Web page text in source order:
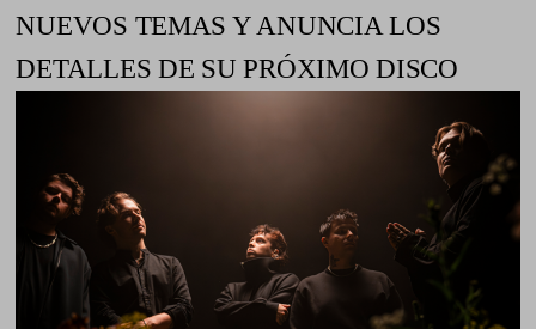
NUEVOS TEMAS Y ANUNCIA LOS
DETALLES DE SU PRÓXIMO DISCO